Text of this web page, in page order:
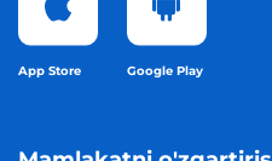
App Store Google Play